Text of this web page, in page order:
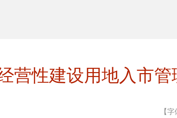
营性建设用地入市管
【